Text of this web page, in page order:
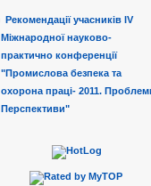
Рекомендації учасників IV
Міжнародної науково-
практично конференції
"Промислова безпека та
охорона праці- 2011.
Перспективи"